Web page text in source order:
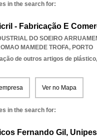
in the search for:
- Fabricação E
DO SOEIRO
MAMEDE TROFA, PORTO
de outros artigos de
Ver no Mapa
in the search for:
Fernando Gil,